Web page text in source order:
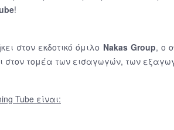
!
στον εκδοτικό όμιλο Nakas Group, ο
τομέα των εισαγωγών, των
Tube είναι: